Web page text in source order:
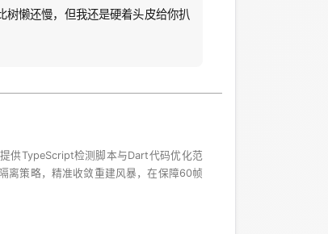
懒还慢，但我还是硬着头皮给你扒
供TypeScript检测脚本与Dart代码优化范
离策略，精准收敛重建风暴，在保障60帧